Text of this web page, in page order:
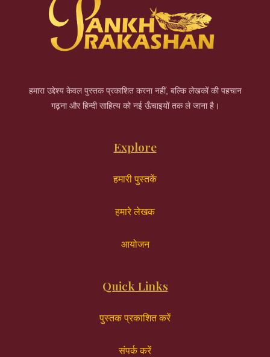
हमारा उद्देश्य केवल पुस्तक प्रकाशित करना नहीं, बल्कि लेखकों की पहचान
गढ़ना और हिन्दी साहित्य को नई ऊँचाइयों तक ले जाना है।
Explore
हमारी पुस्तकें
हमारे लेखक
आयोजन
Quick Links
पुस्तक प्रकाशित करें
संपर्क करें